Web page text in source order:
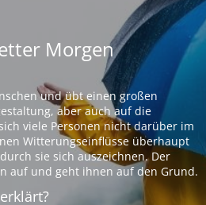
Morgen
und übt einen großen
aber auch auf die
viele Personen nicht darüber im
Witterungseinflüsse überhaupt
sie sich auszeichnen. Der
auf und geht ihnen auf den Grund.